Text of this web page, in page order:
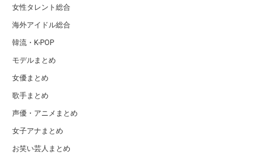
女性タレント総合
海外アイドル総合
韓流・K-POP
モデルまとめ
女優まとめ
歌手まとめ
声優・アニメまとめ
女子アナまとめ
お笑い芸人まとめ